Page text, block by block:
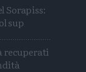
Sorapiss:
sup
recuperati